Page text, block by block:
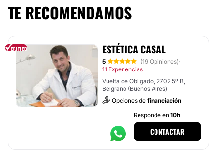
TE RECOMENDAMOS
ESTÉTICA CASAL
5 (19 Opiniones)·
11 Experiencias
Vuelta de Obligado, 2702 5º B,
Belgrano (Buenos Aires)
Opciones de financiación
Responde en 10h
CONTACTAR